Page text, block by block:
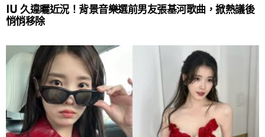
IU 久違曬近況！背景音樂選前男友張基河歌曲，掀熱議後
悄悄移除